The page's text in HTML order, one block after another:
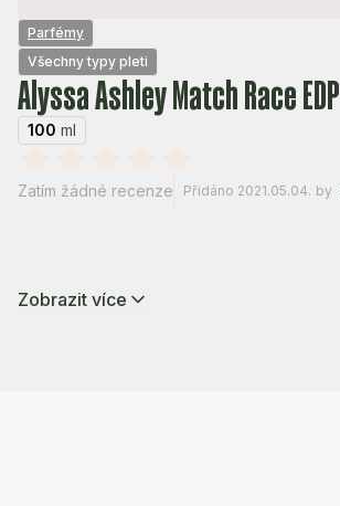
Parfémy
Všechny typy pleti
Alyssa Ashley Match Race EDP
100 ml
Zatím žádné recenze Přidáno 2021.05.04. by
Zobrazit více